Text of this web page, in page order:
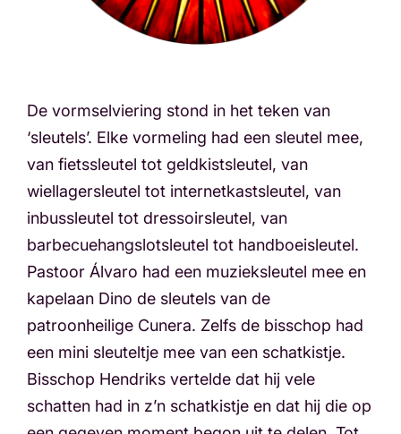
De vormselviering stond in het teken van
‘sleutels’. Elke vormeling had een sleutel mee,
van fietssleutel tot geldkistsleutel, van
wiellagersleutel tot internetkastsleutel, van
inbussleutel tot dressoirsleutel, van
barbecuehangslotsleutel tot handboeisleutel.
Pastoor Álvaro had een muzieksleutel mee en
kapelaan Dino de sleutels van de
patroonheilige Cunera. Zelfs de bisschop had
een mini sleuteltje mee van een schatkistje.
Bisschop Hendriks vertelde dat hij vele
schatten had in z’n schatkistje en dat hij die op